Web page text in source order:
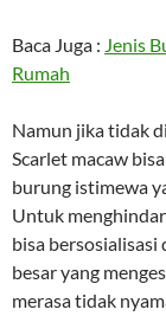
Baca Juga : Jenis
Rumah
Namun jika tidak
Scarlet macaw
burung istimewa
Untuk
bisa bersosialisasi
besar yang
merasa tidak